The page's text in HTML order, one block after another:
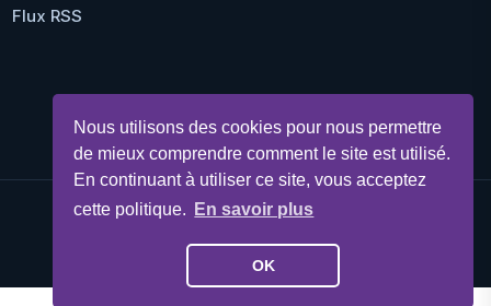
Nous utilisons des cookies pour nous permettre
de mieux comprendre comment le site est utilisé.
En continuant à utiliser ce site, vous acceptez
cette politique.
En savoir plus
OK
Flux RSS